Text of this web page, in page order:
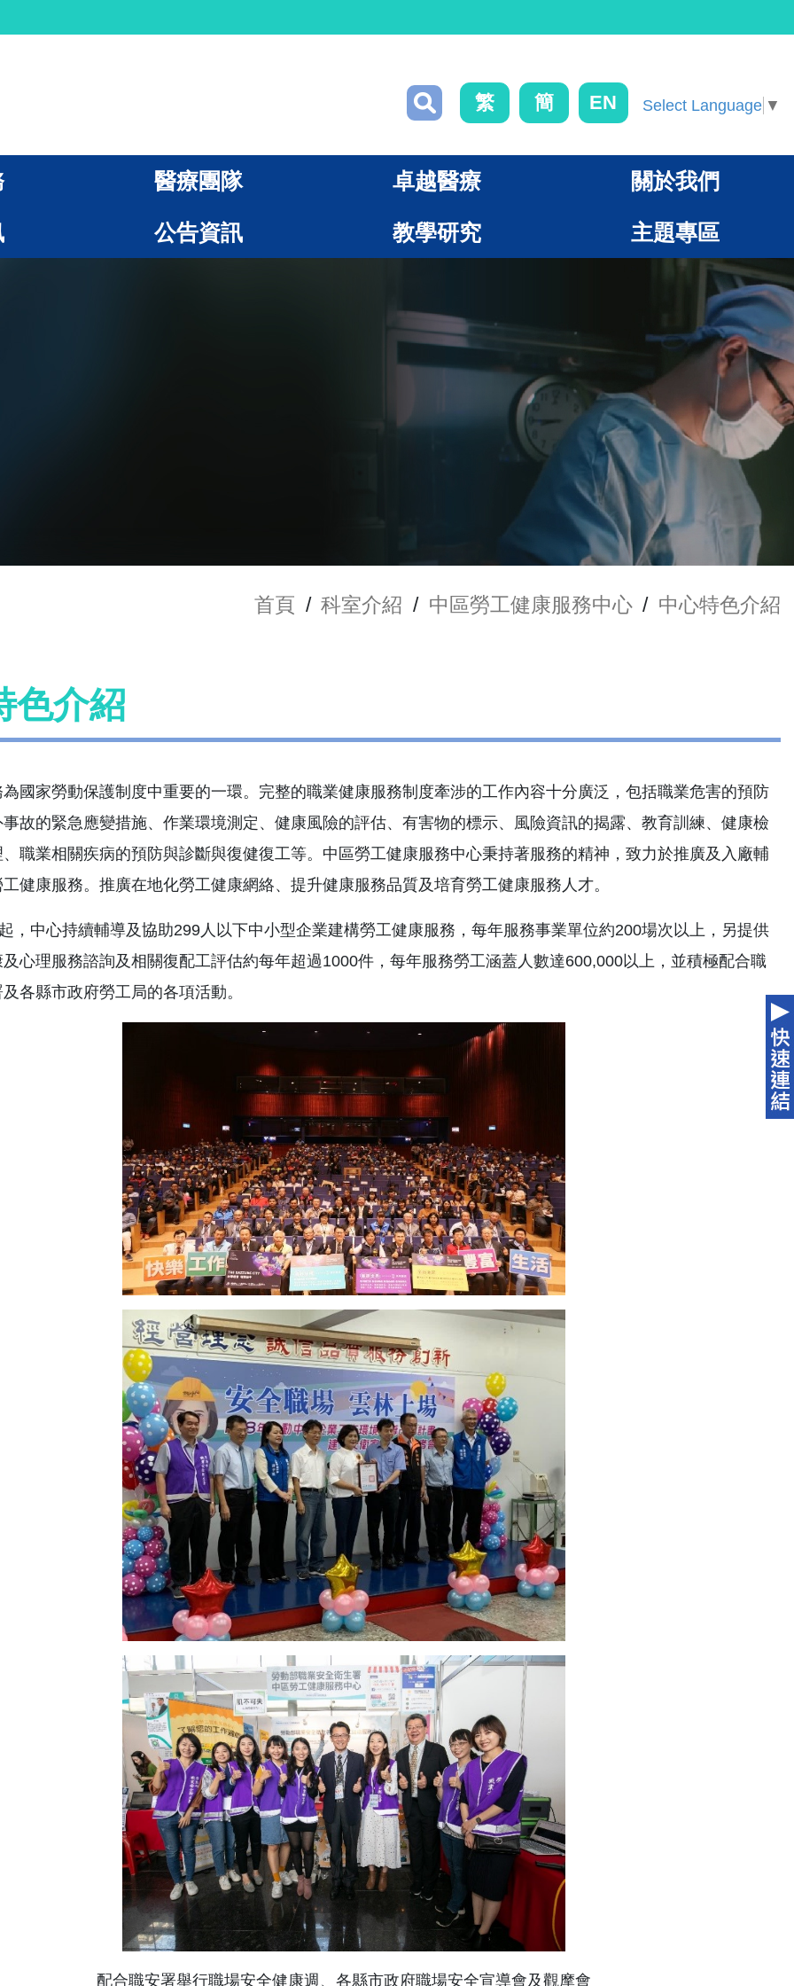
繁 簡 EN Select Language ▼
醫療團隊 卓越醫療 關於我們
公告資訊 教學研究 主題專區
首頁 / 科室介紹 / 中區勞工健康服務中心 / 中心特色介紹
色介紹
國家勞動保護制度中重要的一環。完整的職業健康服務制度牽涉的工作內容十分廣泛，包括職業危害的預防
故的緊急應變措施、作業環境測定、健康風險的評估、有害物的標示、風險資訊的揭露、教育訓練、健康檢
職業相關疾病的預防與診斷與復健復工等。中區勞工健康服務中心秉持著服務的精神，致力於推廣及入廠輔
健康服務。推廣在地化勞工健康網絡、提升健康服務品質及培育勞工健康服務人才。
，中心持續輔導及協助299人以下中小型企業建構勞工健康服務，每年服務事業單位約200場次以上，另提供
心理服務諮詢及相關復配工評估約每年超過1000件，每年服務勞工涵蓋人數達600,000以上，並積極配合職
各縣市政府勞工局的各項活動。
配合職安署舉行職場安全健康週、各縣市政府職場安全宣導會及觀摩會